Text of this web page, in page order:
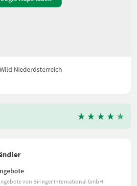
Niederösterreich
von Biringer International GmbH